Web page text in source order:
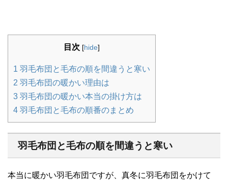
目次 [hide]
1 羽毛布団と毛布の順を間違うと寒い
2 羽毛布団の暖かい理由は
3 羽毛布団の暖かい本当の掛け方は
4 羽毛布団と毛布の順番のまとめ
羽毛布団と毛布の順を間違うと寒い
本当に暖かい羽毛布団ですが、真冬に羽毛布団をかけて